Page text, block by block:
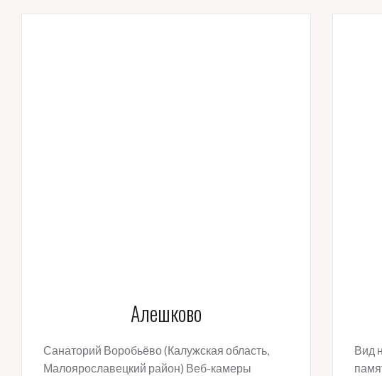
Алешково
Санаторий Воробьёво (Калужская область,
Малоярославецкий район) Веб-камеры
Вид